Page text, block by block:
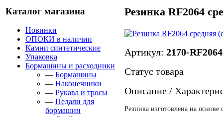
Каталог магазина
Новинки
ОПОКИ в наличии
Камни синтетические
Упаковка
Бормашины и расходники
— Бормашины
— Наконечники
— Рукава и тросы
— Педали для
бормашин
Резинка RF2064
Артикул: 2170-RF2064
Статус товара
Описание /
Резинка изготовлена на основе